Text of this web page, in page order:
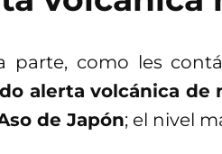
parte, como les
alerta volcánica de
de Japón; el nivel